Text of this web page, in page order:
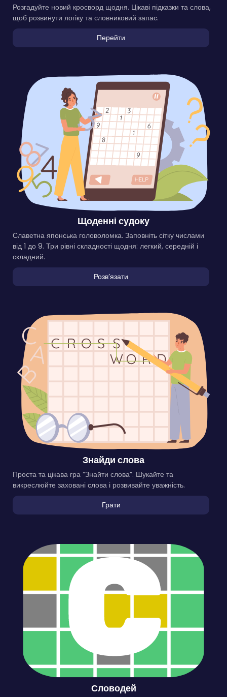
Розгадуйте новий кросворд щодня. Цікаві підказки та слова,
щоб розвинути логіку та словниковий запас.
Перейти
Щоденні судоку
Славетна японська головоломка. Заповніть сітку числами
від 1 до 9. Три рівні складності щодня: легкий, середній і
складний.
Розвʼязати
Знайди слова
Проста та цікава гра “Знайти слова”. Шукайте та
викреслюйте заховані слова і розвивайте уважність.
Грати
Словодей